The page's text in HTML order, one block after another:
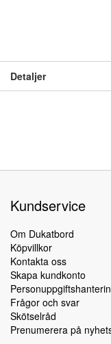
Detaljer
Kundservice
Om Dukatbord
Köpvillkor
Kontakta oss
Skapa kundkonto
Frågor och svar
Skötselråd
Prenumerera på